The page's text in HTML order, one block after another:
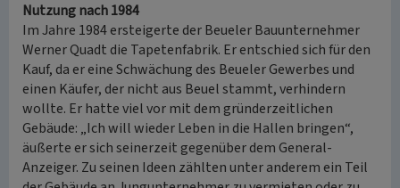
Nutzung nach 1984
Im Jahre 1984 ersteigerte der Beueler Bauunternehmer
Werner Quadt die Tapetenfabrik. Er entschied sich für den
Kauf, da er eine Schwächung des Beueler Gewerbes und
einen Käufer, der nicht aus Beuel stammt, verhindern
wollte. Er hatte viel vor mit dem gründerzeitlichen
Gebäude: „Ich will wieder Leben in die Hallen bringen“,
äußerte er sich seinerzeit gegenüber dem General-
Anzeiger. Zu seinen Ideen zählten unter anderem ein Teil